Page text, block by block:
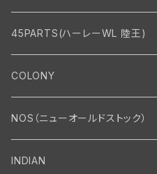
45PARTS(ハーレーWL 陸王)
エンジン
エンジン・シリンダーヘッド
バルブ・タペット関係
マフラー・インテーク・キャブレター
マフラー関係
エレクトリカル
COLONY
Bolt・Nut
Nut
Front End・Rear End
NOS（ニューオールドストック）
INDIAN